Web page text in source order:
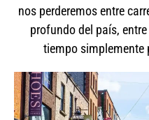
nos perderemos entre
profundo del país,
tiempo simplemente